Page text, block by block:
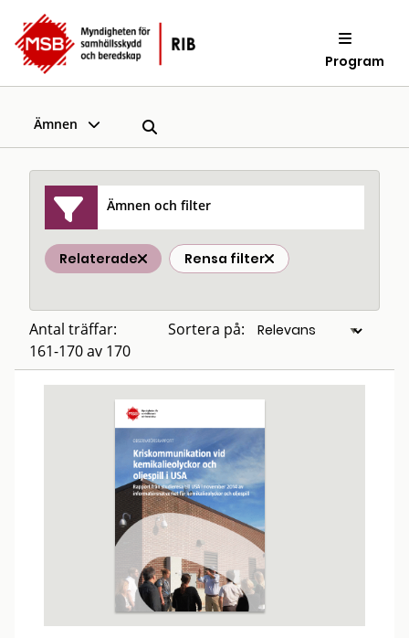
Program
Ämnen
Ämnen och filter
Relaterade Rensa filter
Antal träffar:
161-170 av 170
Sortera på: